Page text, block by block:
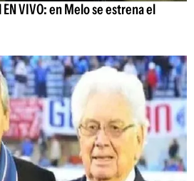
VIVO: en Melo se estrena el